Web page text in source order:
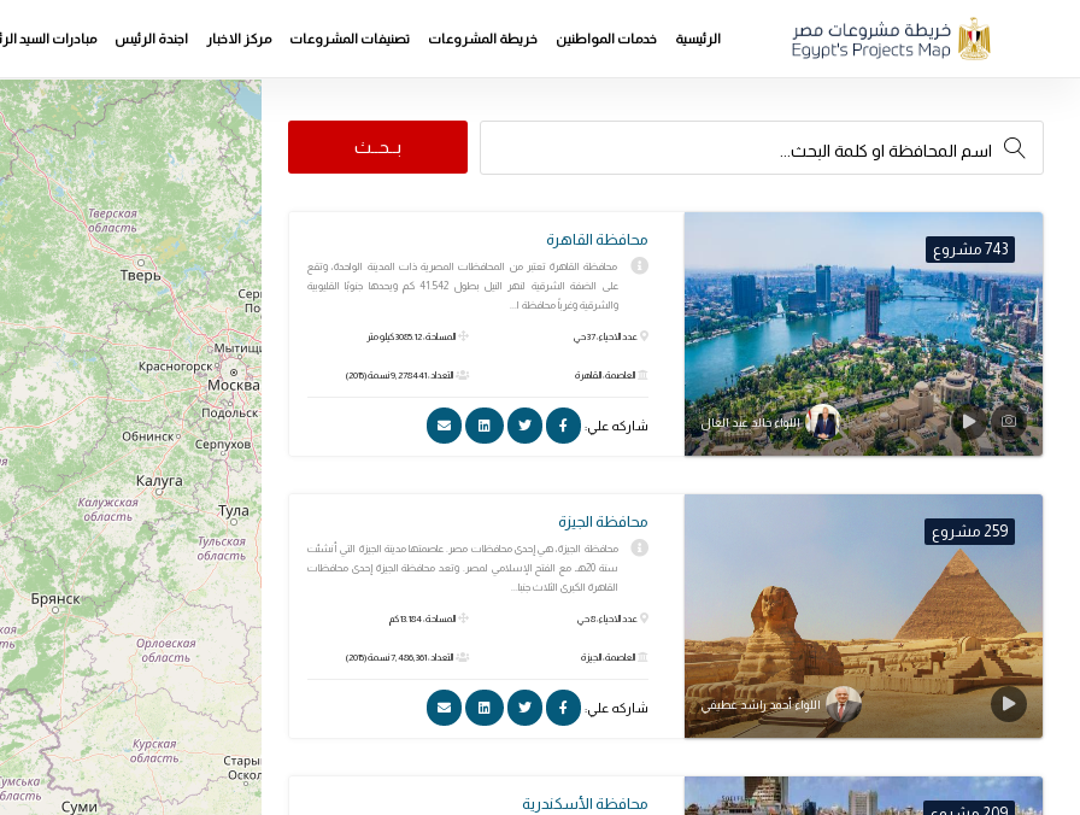
الرئيسية خدمات المواطنين خريطة المشروعات تصنيفات المشروعات مركز الاخبار اجندة الرئيس مبادرات السيد
بــحــث
743 مشروع
اللواء خالد عبد العال
محافظة القاهرة
محافظة القاهرة تعتبر من المحافظات المصرية ذات المدينة الواحدة، وتقع
على الضفة الشرقية لنهر النيل بطول 41.542 كم ويحدها جنوبًا القليوبية
والشرقية وغرباً محافظة ا...
عدد الاحياء: 37 حي
العاصمة: القاهرة
المساحة: 3085.12 كيلو متر
التعداد: 9,278441 نسمة (2015)
شاركه علي:
259 مشروع
اللواء أحمد راشد عطيفي
محافظة الجيزة
محافظة الجيزة، هي إحدى محافظات مصر. عاصمتها مدينة الجيزة التي أنشئت
سنة 20هـ مع الفتح الإسلامي لمصر. وتعد محافظة الجيزة إحدى محافظات
القاهرة الكبرى الثلاث جنبا...
عدد الاحياء: 8 حي
العاصمة: الجيزة
المساحة: 13.184 كم
التعداد: 7,486,361 نسمة (2015)
شاركه علي:
محافظة الأسكندرية